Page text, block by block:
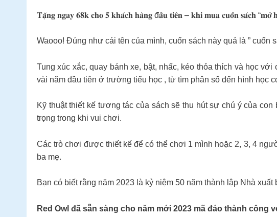
𝐓𝐚̣̆𝐧𝐠 𝐧𝐠𝐚𝐲 𝟔𝟖𝐤 𝐜𝐡𝐨 𝟓 𝐤𝐡𝐚́𝐜𝐡 𝐡𝐚̀𝐧𝐠 đ𝐚̂̀𝐮 𝐭𝐢𝐞̂𝐧 – 𝐤𝐡𝐢 𝐦𝐮𝐚 𝐜𝐮𝐨̂́𝐧 𝐬𝐚́𝐜𝐡 “𝐦𝐨̛̉
Waooo! Đúng như cái tên của mình, cuốn sách này quả là ” cuốn
Tung xúc xắc, quay bánh xe, bật, nhấc, kéo thỏa thích và học
vài năm đầu tiên ở trường tiểu học , từ tìm phân số đến hình học
Kỹ thuật thiết kế tương tác của sách sẽ thu hút sự chú ý của
trọng trong khi vui chơi.
Các trò chơi được thiết kế để có thể chơi 1 mình hoặc 2, 3, 4
ba mẹ.
Bạn có biết rằng năm 2023 là kỷ niệm 50 năm thành lập Nhà xuất
Red Owl đã sẵn sàng cho năm mới 2023 mã đáo thành